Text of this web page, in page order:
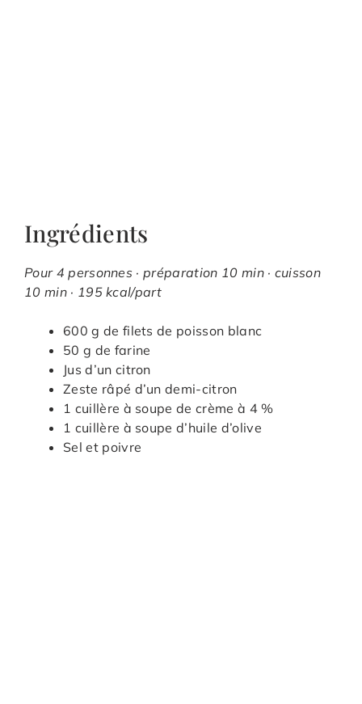
Ingrédients
Pour 4 personnes · préparation 10 min · cuisson
10 min · 195 kcal/part
600 g de filets de poisson blanc
50 g de farine
Jus d’un citron
Zeste râpé d’un demi-citron
1 cuillère à soupe de crème à 4 %
1 cuillère à soupe d’huile d’olive
Sel et poivre